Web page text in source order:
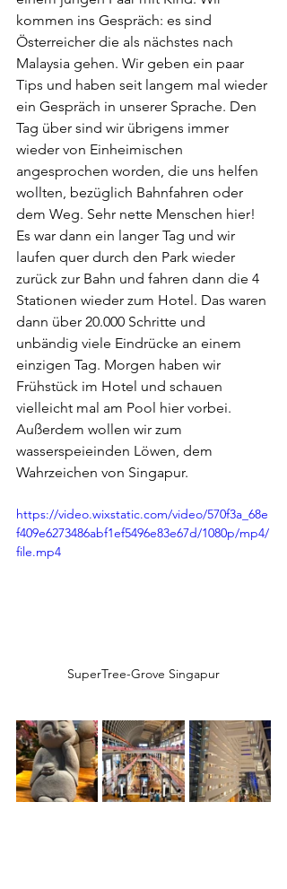
kommen ins Gespräch: es sind
Österreicher die als nächstes nach
Malaysia gehen. Wir geben ein paar
Tips und haben seit langem mal wieder
ein Gespräch in unserer Sprache. Den
Tag über sind wir übrigens immer
wieder von Einheimischen
angesprochen worden, die uns helfen
wollten, bezüglich Bahnfahren oder
dem Weg. Sehr nette Menschen hier!
Es war dann ein langer Tag und wir
laufen quer durch den Park wieder
zurück zur Bahn und fahren dann die 4
Stationen wieder zum Hotel. Das waren
dann über 20.000 Schritte und
unbändig viele Eindrücke an einem
einzigen Tag. Morgen haben wir
Frühstück im Hotel und schauen
vielleicht mal am Pool hier vorbei.
Außerdem wollen wir zum
wasserspeieinden Löwen, dem
Wahrzeichen von Singapur.
https://video.wixstatic.com/video/570f3a_68e
f409e6273486abf1ef5496e83e67d/1080p/mp4/
file.mp4
SuperTree-Grove Singapur